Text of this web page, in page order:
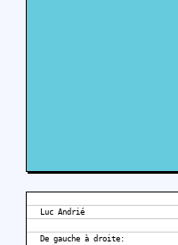
Luc Andrié
De gauche à droite: